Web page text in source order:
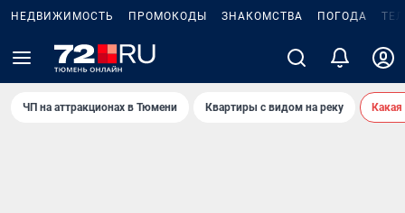
НЕДВИЖИМОСТЬ ПРОМОКОДЫ ЗНАКОМСТВА ПОГОДА
ЧП на аттракционах в Тюмени Квартиры с видом на реку